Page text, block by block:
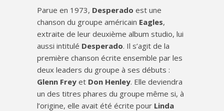
Parue en 1973, Desperado est une
chanson du groupe américain Eagles,
extraite de leur deuxième album studio, lui
aussi intitulé Desperado. Il s’agit de la
première chanson écrite ensemble par les
deux leaders du groupe à ses débuts :
Glenn Frey et Don Henley. Elle deviendra
un des titres phares du groupe même si, à
l’origine, elle avait été écrite pour Linda